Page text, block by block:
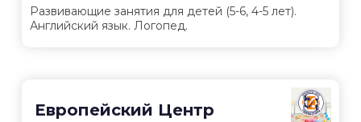
Развивающие занятия для детей (5-6, 4-5 лет).
Английский язык. Логопед.
Европейский Центр